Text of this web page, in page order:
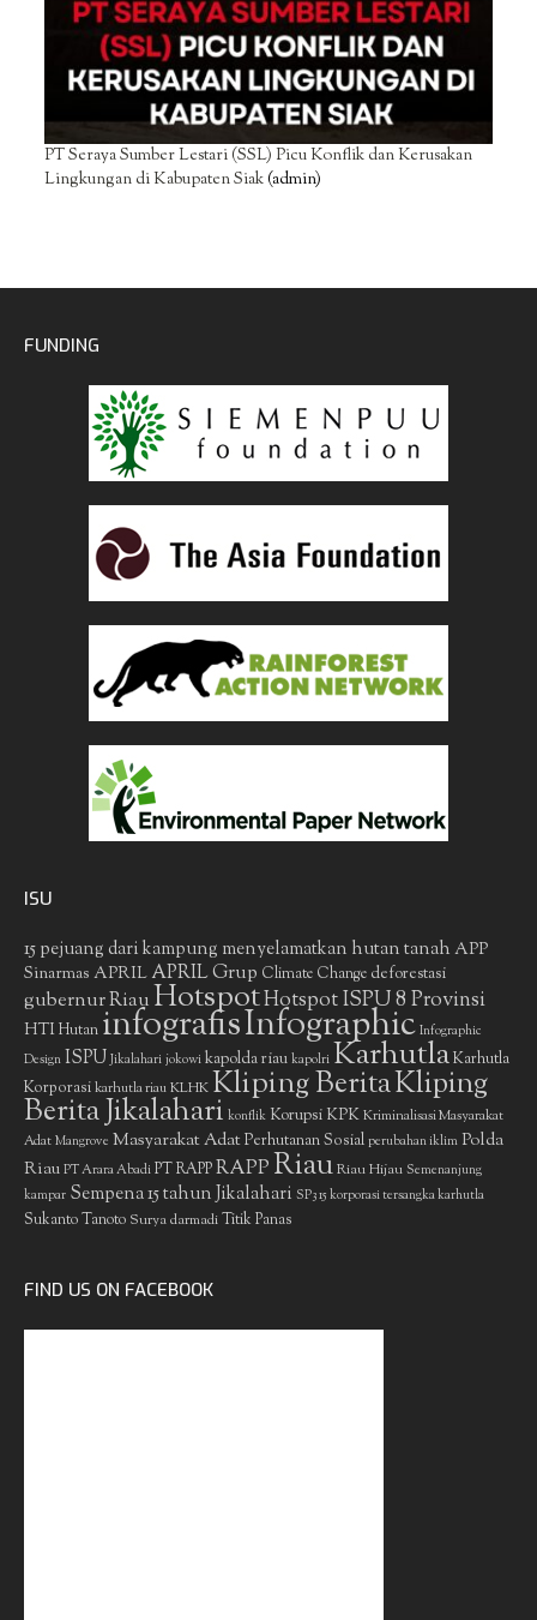
PT Seraya Sumber Lestari (SSL) Picu Konflik dan Kerusakan
Lingkungan di Kabupaten Siak(admin)
FUNDING
ISU
15 pejuang dari kampung menyelamatkan hutan tanah APP
Sinarmas APRIL APRIL Grup Climate Change deforestasi
gubernur RiauHotspotHotspot ISPU 8 Provinsi
HTIHutan infografisInfographic Infographic
Design ISPU Jikalahari jokowi kapolda riau kapolri KarhutlaKarhutla
Korporasikarhutla riauKLHKKliping BeritaKliping
Berita Jikalahari konflik Korupsi KPKKriminalisasi Masyarakat
Adat Mangrove Masyarakat AdatPerhutanan Sosial perubahan iklim Polda
Riau PT Arara Abadi PT RAPPRAPPRiauRiau Hijau Semenanjung
kampar Sempena 15 tahun Jikalahari SP3 15 korporasi tersangka karhutla
Sukanto Tanoto Surya darmadiTitik Panas
FIND US ON FACEBOOK